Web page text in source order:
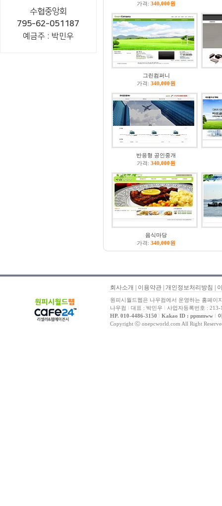
수협중앙회
795-62-051187
예금주 : 박민우
가격: 340,000원
그린컴퍼니
가격: 340,000원
반응형 공인중개
가격: 340,000원
음식마당
가격: 340,000원
회사소개 이용약관 개인정보처리방침
원피시월드웹은 나우컴에서 운영하는 홈페이
나우컴 l 대표 : 박민우 l 사업자등록번호 :
HP. 010-4486-3150 l Kakao ID : ppmmww l
Copyright ⓒ onepcworld.com All Right